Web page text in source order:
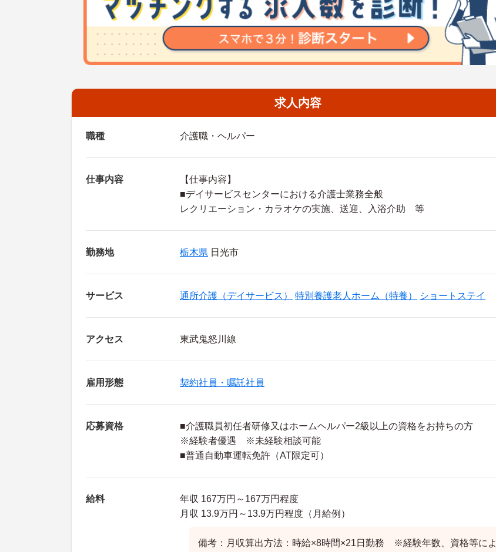
求人内容
職種 介護職・ヘルパー
仕事内容
【仕事内容】
■デイサービスセンターにおける介護士業務全般
レクリエーション・カラオケの実施、送迎、入浴介助 等
勤務地 栃木県 日光市
サービス 通所介護（デイサービス） 特別養護老人ホーム（特養） ショートステイ
アクセス 東武鬼怒川線
雇用形態 契約社員・嘱託社員
応募資格
■介護職員初任者研修又はホームヘルパー2級以上の資格をお持ちの方
※経験者優遇 ※未経験相談可能
■普通自動車運転免許（AT限定可）
給料
年収 167万円～167万円程度
月収 13.9万円～13.9万円程度（月給例）
備考：月収算出方法：時給×8時間×21日勤務 ※経験年数、資格等によ